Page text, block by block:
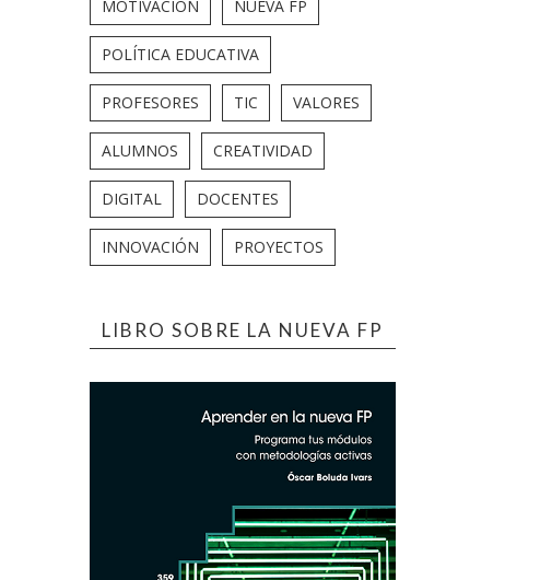
MOTIVACIÓN NUEVA FP
POLÍTICA EDUCATIVA
PROFESORES TIC VALORES
ALUMNOS CREATIVIDAD
DIGITAL DOCENTES
INNOVACIÓN PROYECTOS
LIBRO SOBRE LA NUEVA FP